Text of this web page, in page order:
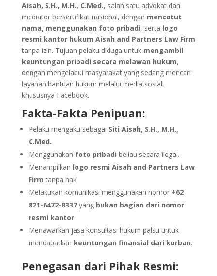
Aisah, S.H., M.H., C.Med., salah satu advokat dan
mediator bersertifikat nasional, dengan mencatut
nama, menggunakan foto pribadi, serta logo
resmi kantor hukum Aisah and Partners Law Firm
tanpa izin. Tujuan pelaku diduga untuk mengambil
keuntungan pribadi secara melawan hukum,
dengan mengelabui masyarakat yang sedang mencari
layanan bantuan hukum melalui media sosial,
khususnya Facebook.
Fakta-Fakta Penipuan:
Pelaku mengaku sebagai Siti Aisah, S.H., M.H.,
C.Med.
Menggunakan foto pribadi beliau secara ilegal.
Menampilkan logo resmi Aisah and Partners Law
Firm tanpa hak.
Melakukan komunikasi menggunakan nomor +62
821-6472-8337yang bukan bagian dari nomor
resmi kantor.
Menawarkan jasa konsultasi hukum palsu untuk
mendapatkan keuntungan finansial dari korban.
Penegasan dari Pihak Resmi: